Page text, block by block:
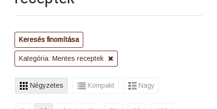
Keresés finomítása
Kategória: Mentes receptek
Négyzetes Kompakt Nagy